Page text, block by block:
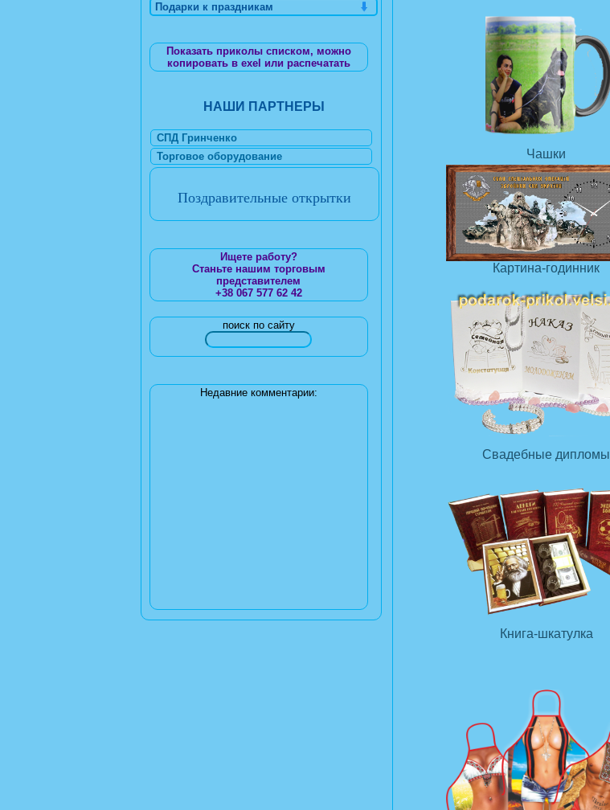
Чашки
Картина-годинник
Свадебные дипломы
Книга-шкатулка
Подарки к праздникам
Показать приколы списком, можно
копировать в exel или распечатать
НАШИ ПАРТНЕРЫ
СПД Гринченко
Торговое оборудование
Поздравительные открытки
Ищете работу?
Станьте нашим торговым
представителем
+38 067 577 62 42
поиск по сайту
Недавние комментарии: